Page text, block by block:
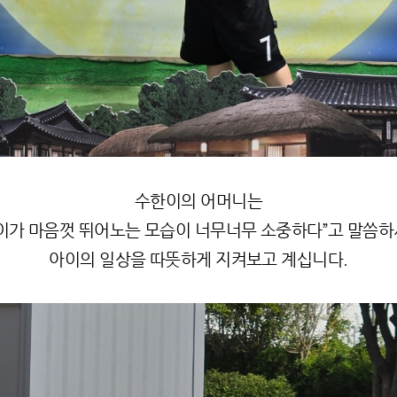
수한이의 어머니는
가 마음껏 뛰어노는 모습이 너무너무 소중하다”고 말씀
아이의 일상을 따뜻하게 지켜보고 계십니다.